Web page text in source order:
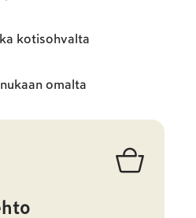
kotisohvalta
omalta